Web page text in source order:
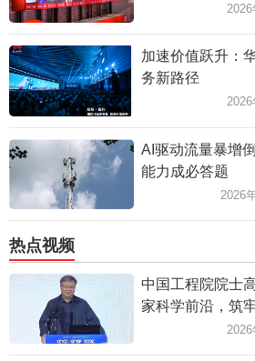
加速价值跃升：
务新路径
AI驱动流量暴增
能力成必答题
2026
热点视频
中国工程院院士
家科学前沿，筑